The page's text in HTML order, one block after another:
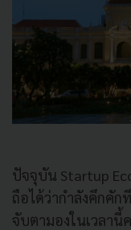
ปัจจุบัน Startup
ถือได้ว่ากำลังคึกคัก
จับตามองในเวลา